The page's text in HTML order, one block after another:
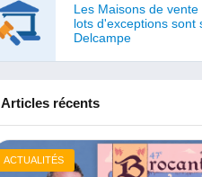
Les Maisons de vente
lots d'exceptions sont
Delcampe
Articles récents
ACTUALITÉS